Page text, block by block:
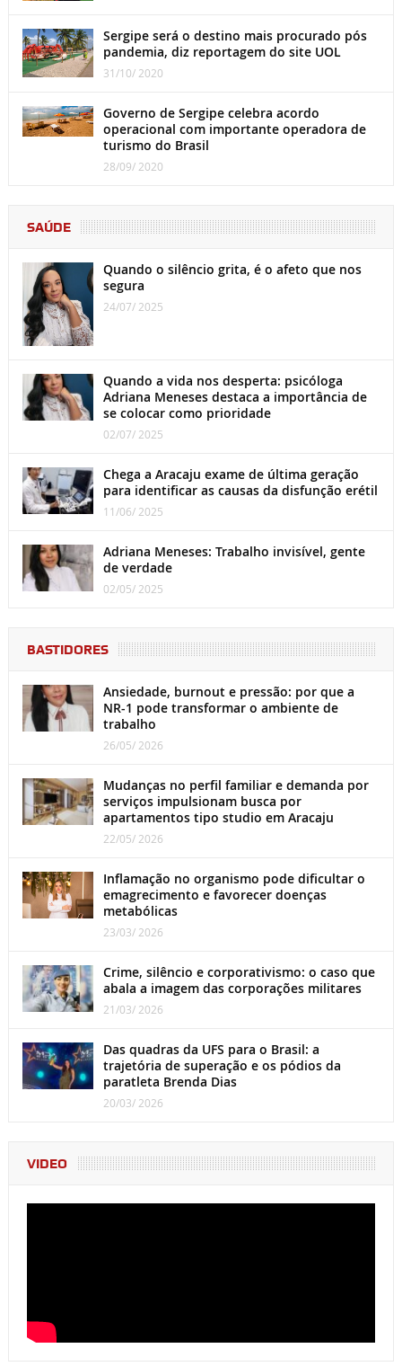
Sergipe será o destino mais procurado pós
pandemia, diz reportagem do site UOL
31/10/ 2020
Governo de Sergipe celebra acordo
operacional com importante operadora de
turismo do Brasil
28/09/ 2020
SAÚDE
Quando o silêncio grita, é o afeto que nos
segura
24/07/ 2025
Quando a vida nos desperta: psicóloga
Adriana Meneses destaca a importância de
se colocar como prioridade
02/07/ 2025
Chega a Aracaju exame de última geração
para identificar as causas da disfunção erétil
11/06/ 2025
Adriana Meneses: Trabalho invisível, gente
de verdade
02/05/ 2025
BASTIDORES
Ansiedade, burnout e pressão: por que a
NR-1 pode transformar o ambiente de
trabalho
26/05/ 2026
Mudanças no perfil familiar e demanda por
serviços impulsionam busca por
apartamentos tipo studio em Aracaju
22/05/ 2026
Inflamação no organismo pode dificultar o
emagrecimento e favorecer doenças
metabólicas
23/03/ 2026
Crime, silêncio e corporativismo: o caso que
abala a imagem das corporações militares
21/03/ 2026
Das quadras da UFS para o Brasil: a
trajetória de superação e os pódios da
paratleta Brenda Dias
20/03/ 2026
VIDEO